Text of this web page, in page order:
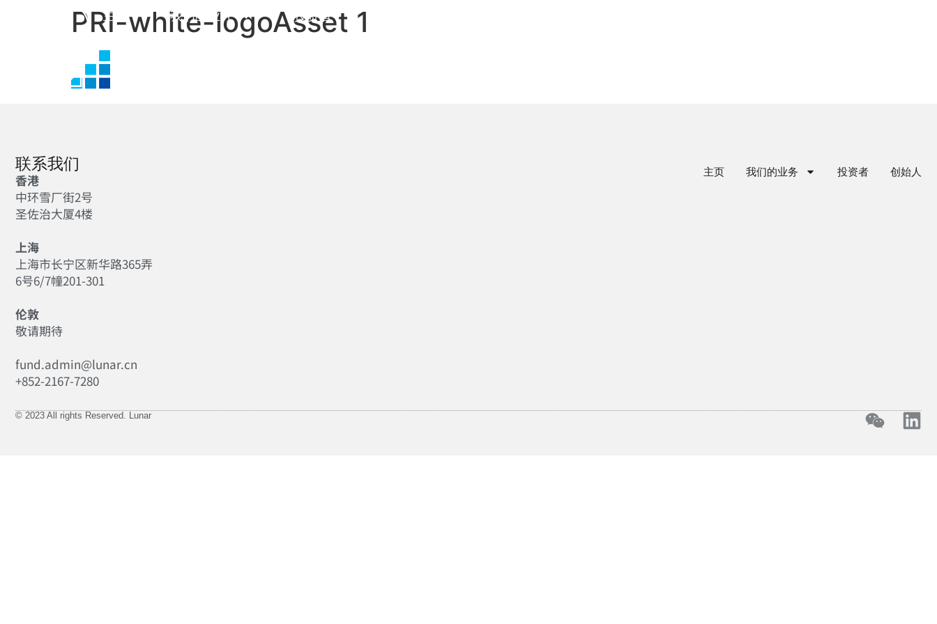
主页 我们的业务 投资者
PRI-white-logoAsset 1
联系我们
香港
中环雪厂街2号
圣佐治大厦4楼
上海
上海市长宁区新华路365弄
6号6/7幢201-301
伦敦
敬请期待
fund.admin@lunar.cn
+852-2167-7280
主页 我们的业务 投资者 创始人
© 2023 All rights Reserved. Lunar